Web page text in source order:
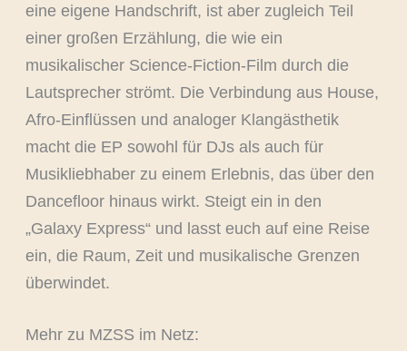
eine eigene Handschrift, ist aber zugleich Teil
einer großen Erzählung, die wie ein
musikalischer Science-Fiction-Film durch die
Lautsprecher strömt. Die Verbindung aus House,
Afro-Einflüssen und analoger Klangästhetik
macht die EP sowohl für DJs als auch für
Musikliebhaber zu einem Erlebnis, das über den
Dancefloor hinaus wirkt. Steigt ein in den
„Galaxy Express“ und lasst euch auf eine Reise
ein, die Raum, Zeit und musikalische Grenzen
überwindet.
Mehr zu MZSS im Netz: